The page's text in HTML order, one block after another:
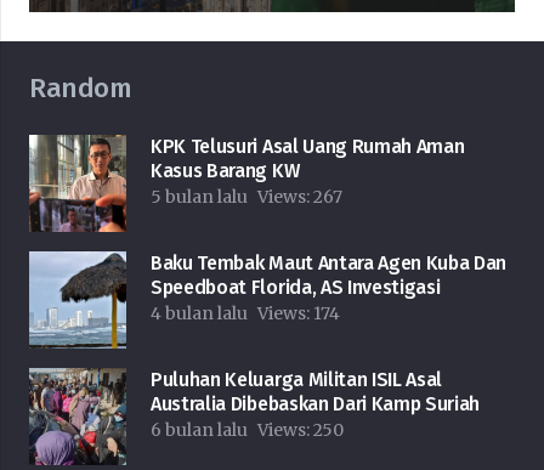
Random
KPK Telusuri Asal Uang Rumah Aman
Kasus Barang KW
5 bulan lalu Views:267
Baku Tembak Maut Antara Agen Kuba Dan
Speedboat Florida, AS Investigasi
4 bulan lalu Views: 174
Puluhan Keluarga Militan ISIL Asal
Australia Dibebaskan Dari Kamp Suriah
6 bulan lalu Views:250